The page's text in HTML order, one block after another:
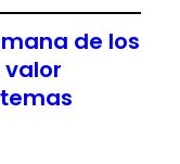
de los